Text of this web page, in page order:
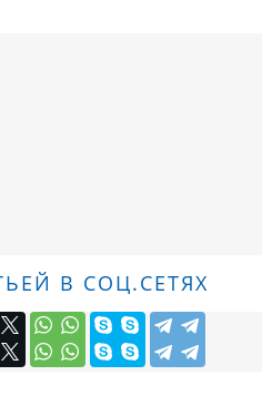
В СОЦ.СЕТЯХ